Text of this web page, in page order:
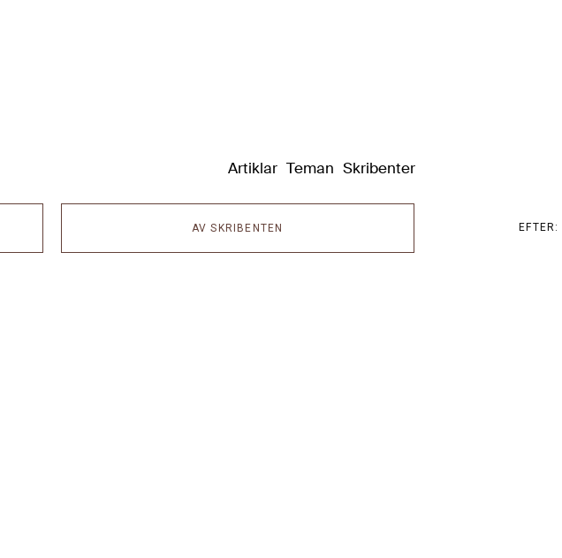
Artiklar Teman Skribenter
AV SKRIBENTEN EFTER: